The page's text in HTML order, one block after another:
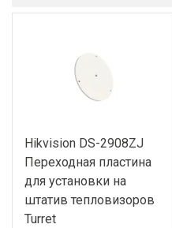
Hikvision DS-2908ZJ
Переходная пластина
для установки на
штатив тепловизоров
Turret